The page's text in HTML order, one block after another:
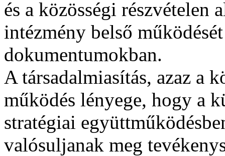
és a közösségi részvételen
intézmény belső
dokumentumokban.
A társadalmiasítás, azaz a
működés lényege, hogy a
stratégiai
valósuljanak meg